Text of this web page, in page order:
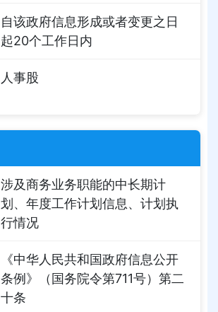
自该政府信息形成或者变更之日
起20个工作日内
人事股
涉及商务业务职能的中长期计
划、年度工作计划信息、计划执
行情况
《中华人民共和国政府信息公开
条例》（国务院令第711号）第二
十条